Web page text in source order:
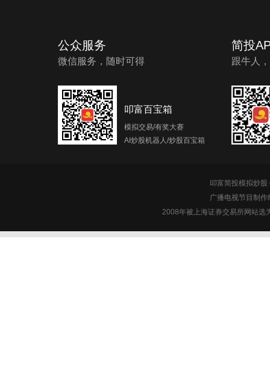
公众服务
微信服务，随时可得
叩富百宝箱
模拟交易/有奖大赛
AI炒股机器人/炒股百宝箱
简投
跟牛人
叩富简投模拟炒
广播电视节目制
2008年被上海证券交易所网站选